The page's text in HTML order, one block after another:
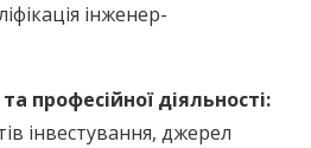
інженер-
професійної діяльності:
інвестування, джерел